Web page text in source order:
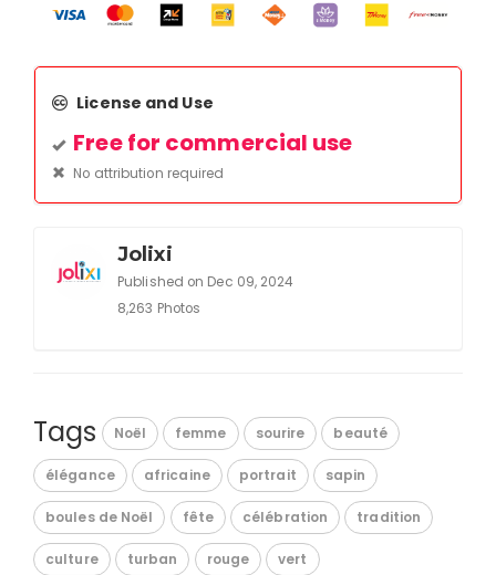
License and Use
Free for commercial use
No attribution required
Jolixi
Published on Dec 09, 2024
8,263 Photos
Tags Noël femme sourire beauté
élégance africaine portrait sapin
boules de Noël fête célébration tradition
culture turban rouge vert